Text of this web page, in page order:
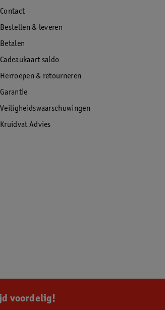
Contact
Bestellen & leveren
Betalen
Cadeaukaart saldo
Herroepen & retourneren
Garantie
Veiligheidswaarschuwingen
Kruidvat Advies
voordelig!